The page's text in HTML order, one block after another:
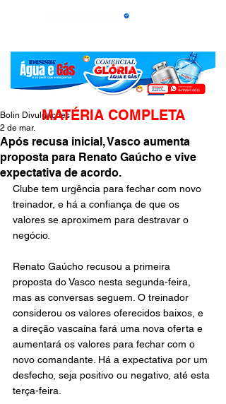
Após recusa inicial, Vasco aumenta
proposta para Renato Gaúcho e vive
expectativa de acordo.
Bolin Divulgações
2 de mar.
Clube tem urgência para fechar com novo
treinador, e há a confiança de que os
valores se aproximem para destravar o
negócio.
Renato Gaúcho recusou a primeira
proposta do Vasco nesta segunda-feira,
mas as conversas seguem. O treinador
considerou os valores oferecidos baixos, e
a direção vascaína fará uma nova oferta e
aumentará os valores para fechar com o
novo comandante. Há a expectativa por um
desfecho, seja positivo ou negativo, até esta
terça-feira.
MATÉRIA COMPLETA